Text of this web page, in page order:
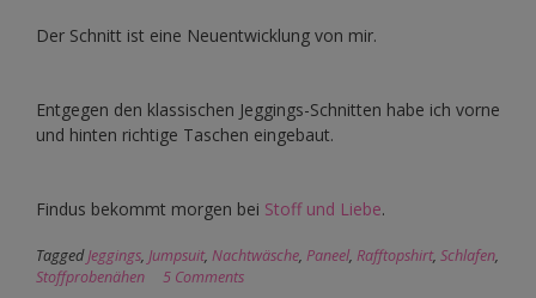
Der Schnitt ist eine Neuentwicklung von mir.
Entgegen den klassischen Jeggings-Schnitten habe ich vorne
und hinten richtige Taschen eingebaut.
Findus bekommt morgen bei Stoff und Liebe.
TaggedJeggings, Jumpsuit, Nachtwäsche, Paneel, Rafftopshirt, Schlafen,
Stoffprobenähen
5 Comments